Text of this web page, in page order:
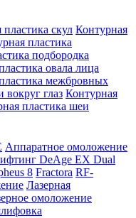
скул Контурная
пластика
подбородка
овала лица
межбровных
вокруг глаз Контурная
пластика шеи
Аппаратное омоложение
DeAge EX Dual
8 Fractora RF-
Лазерная
омоложение